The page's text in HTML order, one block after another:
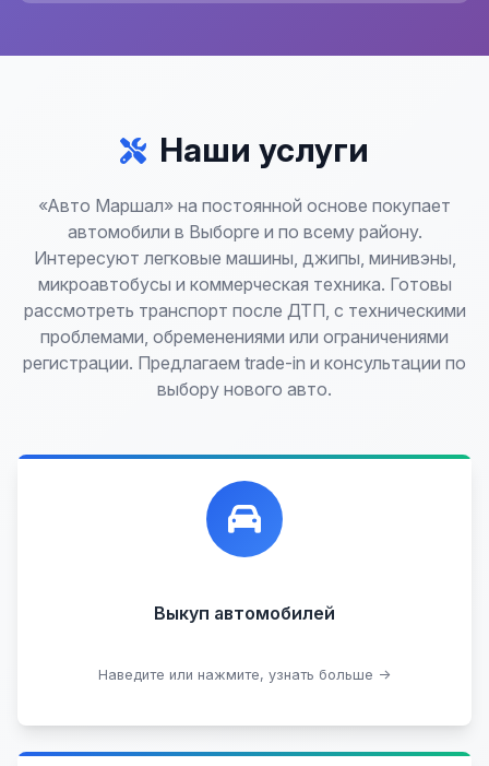
Наши услуги
«Авто Маршал» на постоянной основе покупает
автомобили в Выборге и по всему району.
Интересуют легковые машины, джипы, минивэны,
микроавтобусы и коммерческая техника. Готовы
рассмотреть транспорт после ДТП, с техническими
проблемами, обременениями или ограничениями
регистрации. Предлагаем trade-in и консультации по
выбору нового авто.
Выкуп автомобилей
Наведите или нажмите, узнать больше →
Лучшие предложения по выкупу автомобилей,
любых:
Проблемные
Кредитные
В залоге
Узнать стоимость